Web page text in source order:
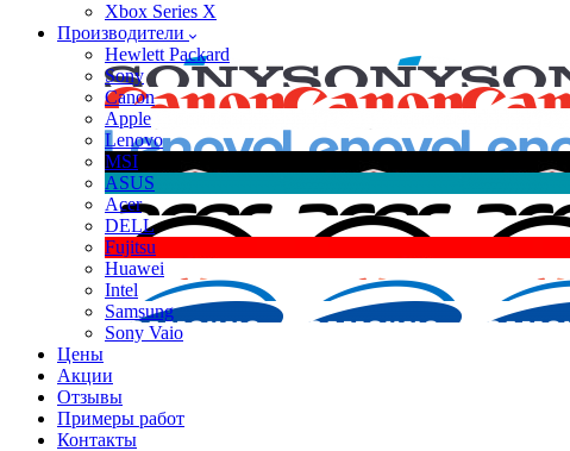
Xbox Series X
Производители
Hewlett Packard
Sony
Canon
Apple
Lenovo
MSI
ASUS
Acer
DELL
Fujitsu
Huawei
Intel
Samsung
Sony Vaio
Цены
Акции
Отзывы
Примеры работ
Контакты